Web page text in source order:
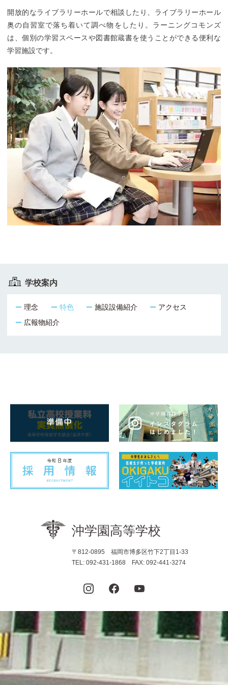
開放的なライブラリーホールで相談したり、ライブラリーホール
奥の自習室で落ち着いて調べ物をしたり。ラーニングコモンズ
は、個別の学習スペースや図書館蔵書を使うことができる便利な
学習施設です。
学校案内
理念 特色 施設設備紹介
アクセス
広報物紹介
〒812-0895 福岡市博多区竹下2丁目1-33
TEL: 092-431-1868 FAX: 092-441-3274